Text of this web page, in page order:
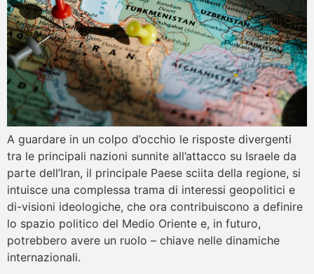
A guardare in un colpo d’occhio le risposte divergenti
tra le principali nazioni sunnite all’attacco su Israele da
parte dell’Iran, il principale Paese sciita della regione, si
intuisce una complessa trama di interessi geopolitici e
di-visioni ideologiche, che ora contribuiscono a definire
lo spazio politico del Medio Oriente e, in futuro,
potrebbero avere un ruolo – chiave nelle dinamiche
internazionali.